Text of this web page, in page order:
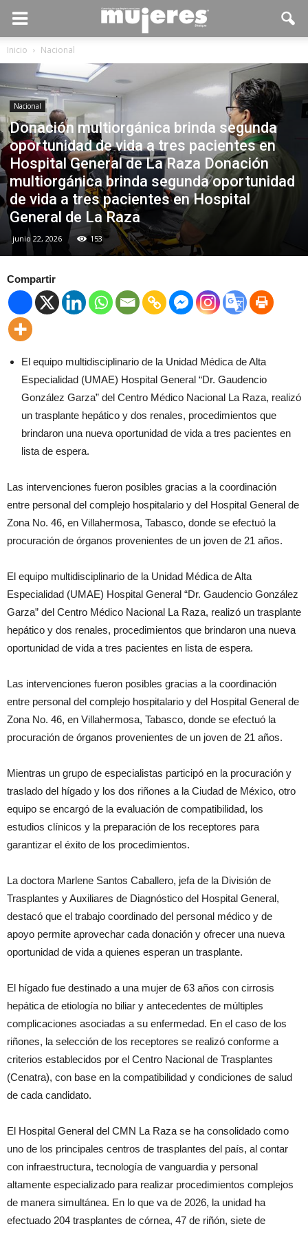
Inicio Nacional
Nacional
Donación multiorgánica brinda segunda
oportunidad de vida a tres pacientes en
Hospital General de La Raza Donación
multiorgánica brinda segunda oportunidad
de vida a tres pacientes en Hospital
General de La Raza
junio 22, 2026 153
Compartir
El equipo multidisciplinario de la Unidad Médica de Alta
Especialidad (UMAE) Hospital General “Dr. Gaudencio
González Garza” del Centro Médico Nacional La Raza, realizó
un trasplante hepático y dos renales, procedimientos que
brindaron una nueva oportunidad de vida a tres pacientes en
lista de espera.
Las intervenciones fueron posibles gracias a la coordinación
entre personal del complejo hospitalario y del Hospital General de
Zona No. 46, en Villahermosa, Tabasco, donde se efectuó la
procuración de órganos provenientes de un joven de 21 años.
El equipo multidisciplinario de la Unidad Médica de Alta
Especialidad (UMAE) Hospital General “Dr. Gaudencio González
Garza” del Centro Médico Nacional La Raza, realizó un trasplante
hepático y dos renales, procedimientos que brindaron una nueva
oportunidad de vida a tres pacientes en lista de espera.
Las intervenciones fueron posibles gracias a la coordinación
entre personal del complejo hospitalario y del Hospital General de
Zona No. 46, en Villahermosa, Tabasco, donde se efectuó la
procuración de órganos provenientes de un joven de 21 años.
Mientras un grupo de especialistas participó en la procuración y
traslado del hígado y los dos riñones a la Ciudad de México, otro
equipo se encargó de la evaluación de compatibilidad, los
estudios clínicos y la preparación de los receptores para
garantizar el éxito de los procedimientos.
La doctora Marlene Santos Caballero, jefa de la División de
Trasplantes y Auxiliares de Diagnóstico del Hospital General,
destacó que el trabajo coordinado del personal médico y de
apoyo permite aprovechar cada donación y ofrecer una nueva
oportunidad de vida a quienes esperan un trasplante.
El hígado fue destinado a una mujer de 63 años con cirrosis
hepática de etiología no biliar y antecedentes de múltiples
complicaciones asociadas a su enfermedad. En el caso de los
riñones, la selección de los receptores se realizó conforme a
criterios establecidos por el Centro Nacional de Trasplantes
(Cenatra), con base en la compatibilidad y condiciones de salud
de cada candidato.
El Hospital General del CMN La Raza se ha consolidado como
uno de los principales centros de trasplantes del país, al contar
con infraestructura, tecnología de vanguardia y personal
altamente especializado para realizar procedimientos complejos
de manera simultánea. En lo que va de 2026, la unidad ha
efectuado 204 trasplantes de córnea, 47 de riñón, siete de